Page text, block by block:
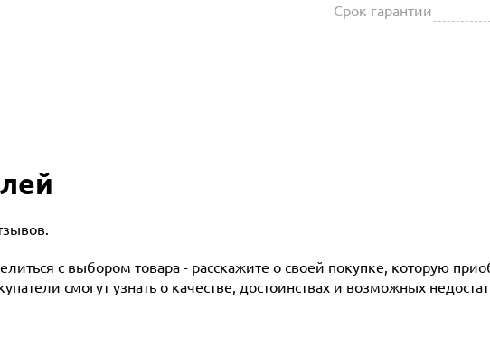
Срок гарантии
с выбором товара - расскажите о своей покупке, которую
смогут узнать о качестве, достоинствах и возможных